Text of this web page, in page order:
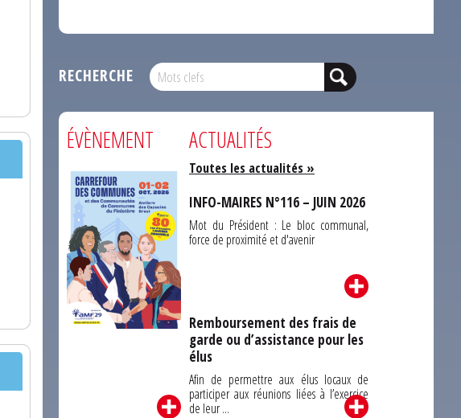
RECHERCHE
ÉVÈNEMENT ACTUALITÉS
Toutes les actualités »
INFO-MAIRES N°116 – JUIN 2026
Mot du Président : Le bloc communal,
force de proximité et d'avenir
Remboursement des frais de
garde ou d’assistance pour les
élus
Afin de permettre aux élus locaux de
participer aux réunions liées à l’exercice
de leur ...